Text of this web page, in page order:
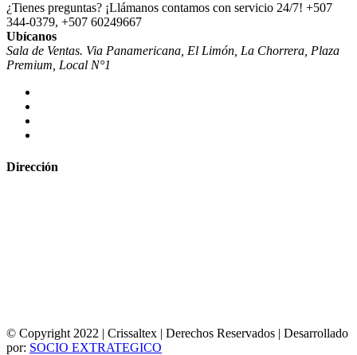
¿Tienes preguntas? ¡Llámanos contamos con servicio 24/7! +507
344-0379, +507 60249667
Ubícanos
Sala de Ventas. Via Panamericana, El Limón, La Chorrera, Plaza
Premium, Local N°1
Dirección
© Copyright 2022 | Crissaltex | Derechos Reservados | Desarrollado
por: SOCIO EXTRATEGICO